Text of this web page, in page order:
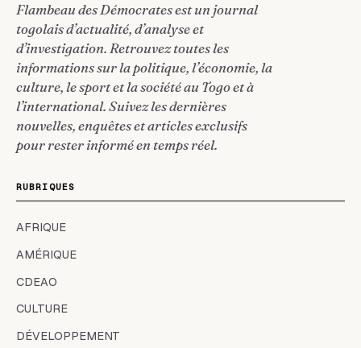
Flambeau des Démocrates est un journal
togolais d’actualité, d’analyse et
d’investigation. Retrouvez toutes les
informations sur la politique, l’économie, la
culture, le sport et la société au Togo et à
l’international. Suivez les dernières
nouvelles, enquêtes et articles exclusifs
pour rester informé en temps réel.
RUBRIQUES
AFRIQUE
AMÉRIQUE
CDEAO
CULTURE
DÉVELOPPEMENT